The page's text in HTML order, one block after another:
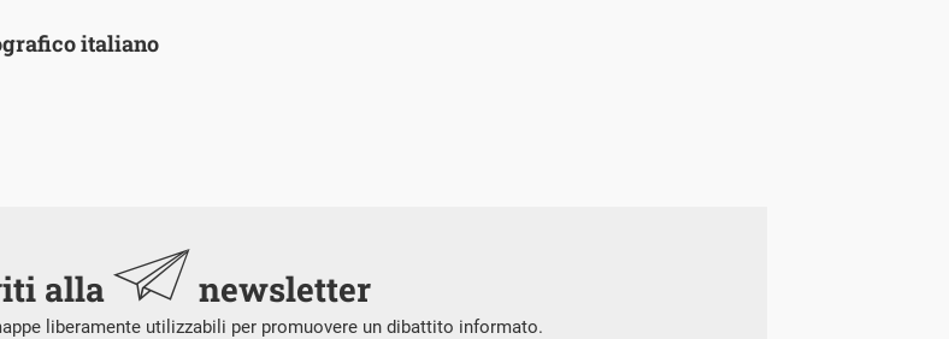
italiano
alla newsletter
liberamente utilizzabili per promuovere un dibattito informato.